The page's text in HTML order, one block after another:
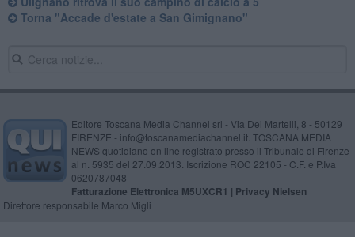
Torna "Accade d'estate a San Gimignano"
Editore Toscana Media Channel srl - Via Dei Martelli, 8 - 50129
FIRENZE - info@toscanamediachannel.it. TOSCANA MEDIA
NEWS quotidiano on line registrato presso il Tribunale di Firenze
al n. 5935 del 27.09.2013. Iscrizione ROC 22105 - C.F. e P.Iva
0620787048
Fatturazione Elettronica M5UXCR1 | Privacy Nielsen
Direttore responsabile Marco Migli